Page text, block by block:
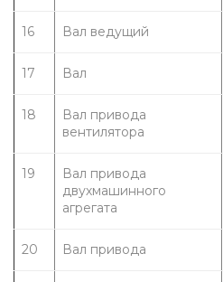
16 Вал ведущий
17 Вал
18
Вал привода
вентилятора
19
Вал привода
двухмашинного
агрегата
20 Вал привода